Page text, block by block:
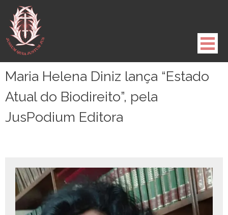
para
conteúdo
Maria Helena Diniz lança “Estado
Atual do Biodireito”, pela
JusPodium Editora